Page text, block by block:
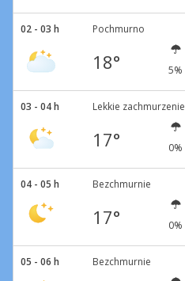
02 - 03 h Pochmurno
18° 5%
03 - 04 h Lekkie zachmurzenie
17° 0%
04 - 05 h Bezchmurnie
17° 0%
05 - 06 h Bezchmurnie